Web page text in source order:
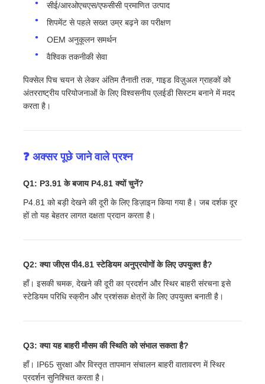
सीई/आरओएचएस/एफसीसी प्रमाणित उत्पाद
शिपमेंट से पहले सख्त उम्र बढ़ने का परीक्षण
OEM अनुकूलन समर्थन
वैश्विक तकनीकी सेवा
पिक्सेल पिच चयन से लेकर अंतिम तैनाती तक, गाइड विज़ुअल ग्राहकों को
अंतरराष्ट्रीय परियोजनाओं के लिए विश्वसनीय एलईडी सिस्टम बनाने में मदद
करता है।
❓ अक्सर पूछे जाने वाले प्रश्न
Q1: P3.91 के बजाय P4.81 क्यों चुनें?
P4.81 को बड़ी देखने की दूरी के लिए डिज़ाइन किया गया है। जब दर्शक दूर
हों तो यह बेहतर लागत दक्षता प्रदान करता है।
Q2: क्या जीएस पी4.81 स्टेडियम अनुप्रयोगों के लिए उपयुक्त है?
हाँ। इसकी चमक, देखने की दूरी का प्रदर्शन और स्थिर बाहरी संरचना इसे
स्टेडियम परिधि स्क्रीन और प्रशंसक क्षेत्रों के लिए उपयुक्त बनाती है।
Q3: क्या यह बाहरी मौसम की स्थिति को संभाल सकता है?
हाँ। IP65 सुरक्षा और विस्तृत तापमान संचालन बाहरी वातावरण में स्थिर
प्रदर्शन सुनिश्चित करता है।